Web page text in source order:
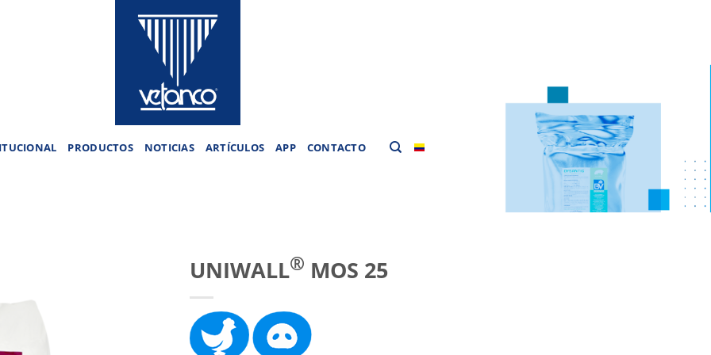
PRODUCTOS NOTICIAS ARTÍCULOS APP CONTACTO
UNIWALL® MOS 25